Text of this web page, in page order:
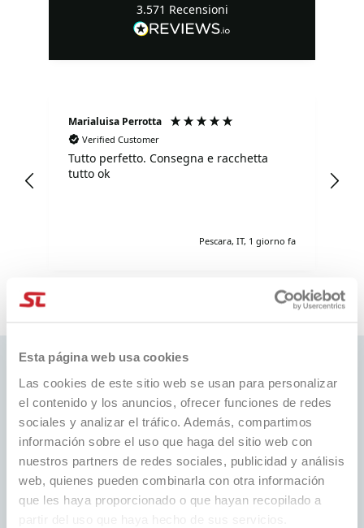
Esta página web usa cookies
Las cookies de este sitio web se usan para personalizar
el contenido y los anuncios, ofrecer funciones de redes
sociales y analizar el tráfico. Además, compartimos
información sobre el uso que haga del sitio web con
nuestros partners de redes sociales, publicidad y análisis
web, quienes pueden combinarla con otra información
que les haya proporcionado o que hayan recopilado a
3.571 Recensioni
Marialuisa Perrotta
Verified Customer
Tutto perfetto. Consegna e racchetta
tutto ok
Pescara, IT, 1 giorno fa
Pausa
ENVÍO RÁPIDO
En todo el mundo,
con seguimiento
MEJOR PRECIO
Siempre los mejores precios del
mercado y muchas promociones
dedicadas